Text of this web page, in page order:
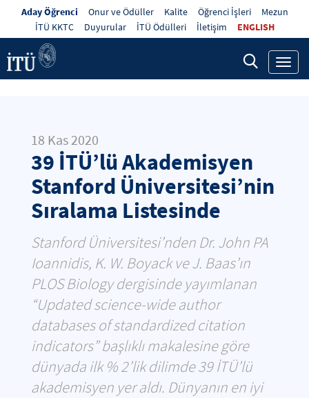
Aday Öğrenci Onur ve Ödüller Kalite Öğrenci İşleri
Mezun
İTÜ KKTC
Duyurular İTÜ Ödülleri İletişim ENGLISH
18 Kas 2020
39 İTÜ’lü Akademisyen
Stanford Üniversitesi’nin
Sıralama Listesinde
Stanford Üniversitesi’nden Dr. John PA
Ioannidis, K. W. Boyack ve J. Baas’ın
PLOS Biology dergisinde yayımlanan
“Updated science-wide author
databases of standardized citation
indicators” başlıklı makalesine göre
dünyada ilk % 2’lik dilimde 39 İTÜ’lü
akademisyen yer aldı. Dünyanın en iyi